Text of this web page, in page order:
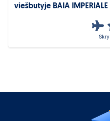
viešbutyje BAIA